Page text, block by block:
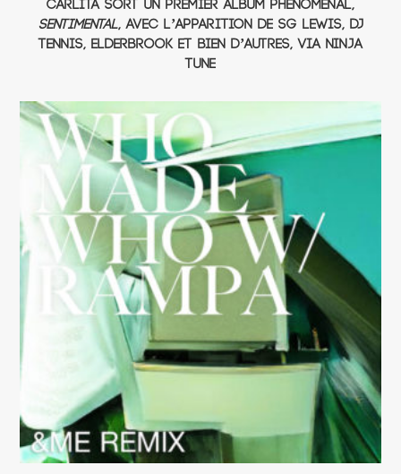
Carlita sort un premier album phénoménal,
Sentimental, avec l’apparition de SG Lewis, DJ
Tennis, Elderbrook et bien d’autres, via Ninja
Tune